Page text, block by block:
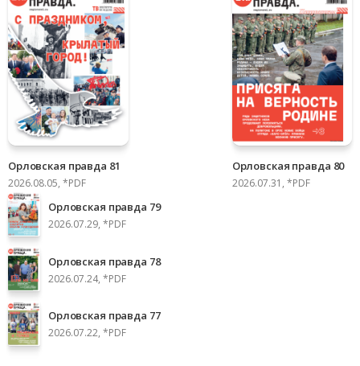
Орловская правда 81
2026.08.05, *PDF
Орловская правда 80
2026.07.31, *PDF
Орловская правда 79
2026.07.29, *PDF
Орловская правда 78
2026.07.24, *PDF
Орловская правда 77
2026.07.22, *PDF